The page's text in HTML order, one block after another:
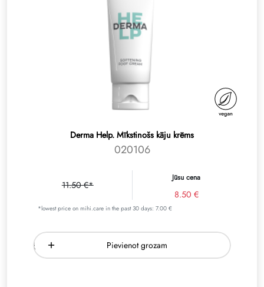
Derma Help. Mīkstinošs kāju krēms
020106
11.50 €*
Jūsu cena
8.50 €
*lowest price on mihi.care in the past 30 days: 7.00 €
Pievienot grozam